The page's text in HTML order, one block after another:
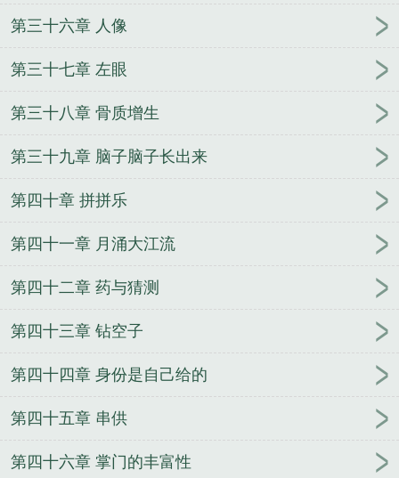
第三十六章 人像
第三十七章 左眼
第三十八章 骨质增生
第三十九章 脑子脑子长出来
第四十章 拼拼乐
第四十一章 月涌大江流
第四十二章 药与猜测
第四十三章 钻空子
第四十四章 身份是自己给的
第四十五章 串供
第四十六章 掌门的丰富性